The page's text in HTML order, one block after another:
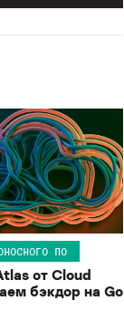
ПО
от Cloud
бэкдор на Go